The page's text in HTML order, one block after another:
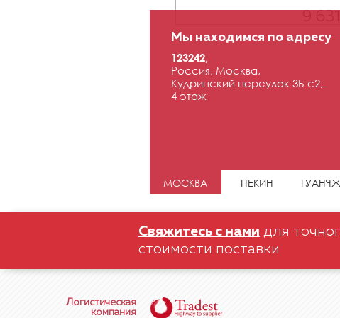
Мы находимся по адресу
123242,
Россия, Москва,
Кудринский переулок 3Б с2,
4 этаж
МОСКВА ПЕКИН
Свяжитесь с нами для
стоимости поставки
Логистическая
компания